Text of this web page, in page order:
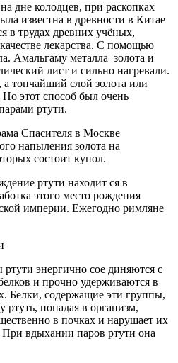
дне колодцев, при раскопках
известна в древности в Китае
в трудах древних учёных,
лекарства. С помощью
Амальгаму металла золота и
лист и сильно нагревали.
а тончайший слой золота или
Но этот способ был очень
ртути.
Спасителя в Москве
напыления золота на
состоит купол.
ртути находит ся в
этого место рождения
империи. Ежегодно римляне
энергично сое диняются с
и прочно удерживаются в
Белки, содержащие эти группы,
ртуть, попадая в организм,
в почках и нарушает их
При вдыхании паров ртути она